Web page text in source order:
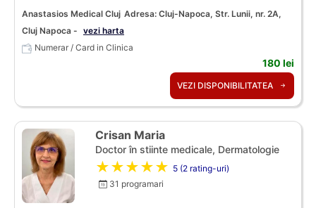
Anastasios Medical Cluj Adresa: Cluj-Napoca, Str. Lunii, nr. 2A,
Cluj Napoca - vezi harta
Numerar / Card in Clinica
180 lei
VEZI DISPONIBILITATEA
Crisan Maria
Doctor în stiinte medicale, Dermatologie
★★★★★ 5 (2 rating-uri)
31 programari